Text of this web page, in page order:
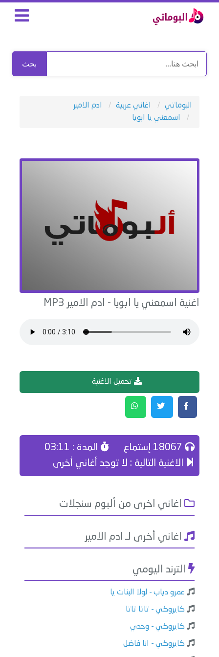
بحث
البوماتي اغاني عربية
ادم الامير
اسمعني يا ابويا
اغنية اسمعني يا ابويا - ادم الامير
تحميل الاغنية
المدة : 03:11
الاغنية التالية : لا توجد أغاني أخرى
اغاني اخرى من ألبوم سنجلات
اغاني أخرى لـ ادم الامير
الترند اليومي
عمرو دياب - لولا البنات يا
كايروكي - تاتا تاتا
كايروكي - وحدي
كايروكي - انا فاضل